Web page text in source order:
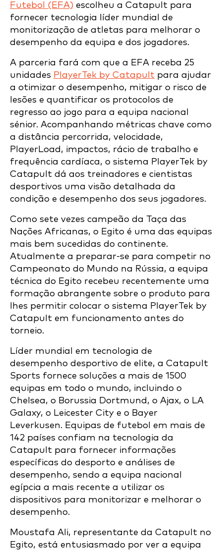
Futebol (EFA) escolheu a Catapult para
fornecer tecnologia líder mundial de
monitorização de atletas para melhorar o
desempenho da equipa e dos jogadores.
A parceria fará com que a EFA receba 25
unidades PlayerTek by Catapult para ajudar
a otimizar o desempenho, mitigar o risco de
lesões e quantificar os protocolos de
regresso ao jogo para a equipa nacional
sénior. Acompanhando métricas chave como
a distância percorrida, velocidade,
PlayerLoad, impactos, rácio de trabalho e
frequência cardíaca, o sistema PlayerTek by
Catapult dá aos treinadores e cientistas
desportivos uma visão detalhada da
condição e desempenho dos seus jogadores.
Como sete vezes campeão da Taça das
Nações Africanas, o Egito é uma das equipas
mais bem sucedidas do continente.
Atualmente a preparar-se para competir no
Campeonato do Mundo na Rússia, a equipa
técnica do Egito recebeu recentemente uma
formação abrangente sobre o produto para
lhes permitir colocar o sistema PlayerTek by
Catapult em funcionamento antes do
torneio.
Líder mundial em tecnologia de
desempenho desportivo de elite, a Catapult
Sports fornece soluções a mais de 1500
equipas em todo o mundo, incluindo o
Chelsea, o Borussia Dortmund, o Ajax, o LA
Galaxy, o Leicester City e o Bayer
Leverkusen. Equipas de futebol em mais de
142 países confiam na tecnologia da
Catapult para fornecer informações
específicas do desporto e análises de
desempenho, sendo a equipa nacional
egípcia a mais recente a utilizar os
dispositivos para monitorizar e melhorar o
desempenho.
Moustafa Ali, representante da Catapult no
Egito, está entusiasmado por ver a equipa